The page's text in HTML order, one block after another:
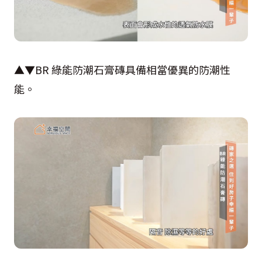
▲▼BR 綠能防潮石膏磚具備相當優異的防潮性
能。